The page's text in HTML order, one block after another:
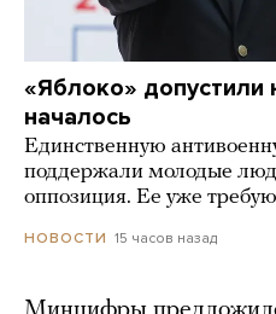
«Яблоко» допустили
началось
Единственную
поддержали молодые
оппозиция. Ее уже
НОВОСТИ 15 часов назад